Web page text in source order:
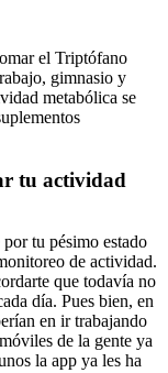
el Triptófano
gimnasio y
metabólica se
tu actividad
tu pésimo estado
de actividad.
que todavía no
día. Pues bien, en
en ir trabajando
de la gente ya
la app ya les ha